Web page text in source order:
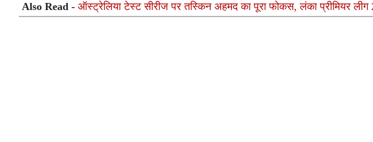
Also Read - ऑस्ट्रेलिया टेस्ट सीरीज पर तस्किन अहमद का पूरा फोकस, लंका प्रीमियर लीग